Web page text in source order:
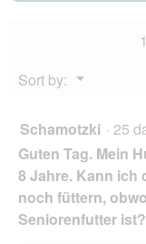
Sort by:
▼
Menu
Schamotzki · 25
Guten Tag. Mein
8 Jahre. Kann ich
noch füttern,
Seniorenfutter ist?